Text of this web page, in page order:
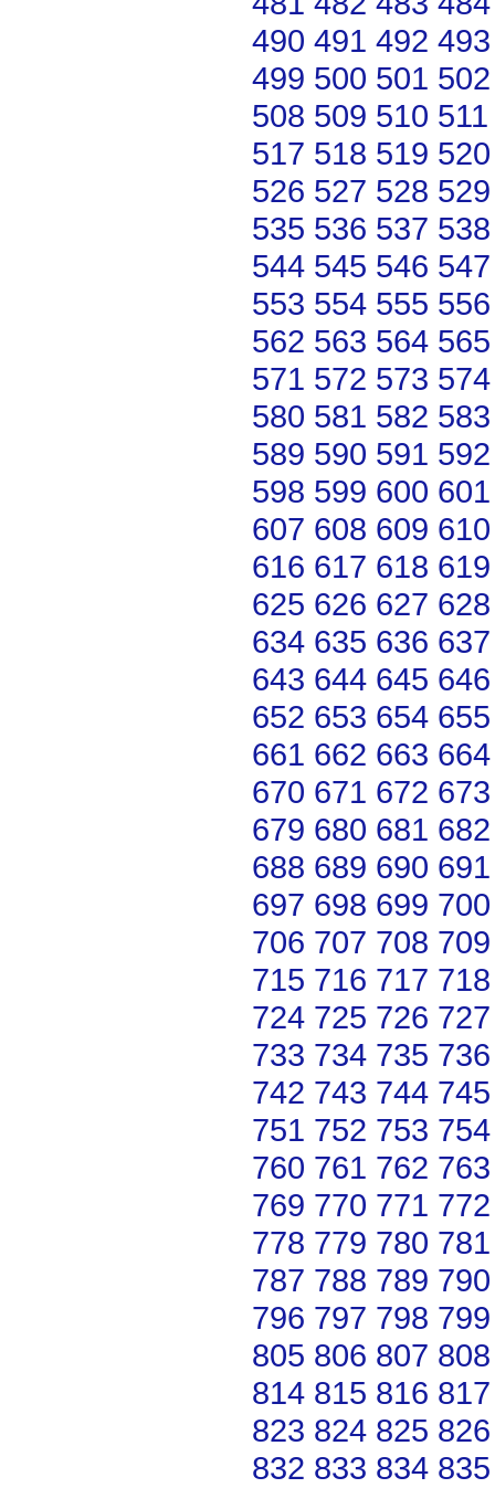
490 491 492 493
499 500 501 502
508 509 510 511
517 518 519 520
526 527 528 529
535 536 537 538
544 545 546 547
553 554 555 556
562 563 564 565
571 572 573 574
580 581 582 583
589 590 591 592
598 599 600 601
607 608 609 610
616 617 618 619
625 626 627 628
634 635 636 637
643 644 645 646
652 653 654 655
661 662 663 664
670 671 672 673
679 680 681 682
688 689 690 691
697 698 699 700
706 707 708 709
715 716 717 718
724 725 726 727
733 734 735 736
742 743 744 745
751 752 753 754
760 761 762 763
769 770 771 772
778 779 780 781
787 788 789 790
796 797 798 799
805 806 807 808
814 815 816 817
823 824 825 826
832 833 834 835